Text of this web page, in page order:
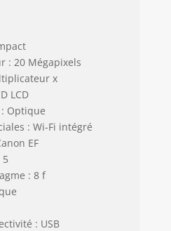
: 20 Mégapixels
x
LCD
Optique
: Wi-Fi intégré
EF
: 8 f
: USB